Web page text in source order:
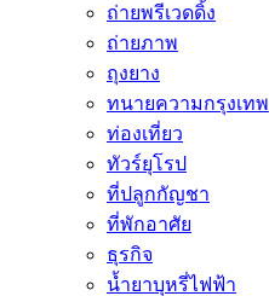
ถ่ายพรีเวดดิ้ง
ถ่ายภาพ
ถุงยาง
ทนายความกรุงเทพ
ท่องเที่ยว
ทัวร์ยุโรป
ที่ปลูกกัญชา
ที่พักอาศัย
ธุรกิจ
น้ำยาบุหรี่ไฟฟ้า